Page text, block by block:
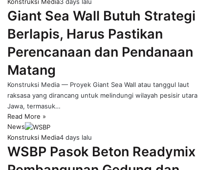
Konstruksi Media3 days lalu
Giant Sea Wall Butuh Strategi
Berlapis, Harus Pastikan
Perencanaan dan Pendanaan
Matang
Konstruksi Media — Proyek Giant Sea Wall atau tanggul laut
raksasa yang dirancang untuk melindungi wilayah pesisir utara
Jawa, termasuk…
Read More »
News
Konstruksi Media4 days lalu
WSBP Pasok Beton Readymix